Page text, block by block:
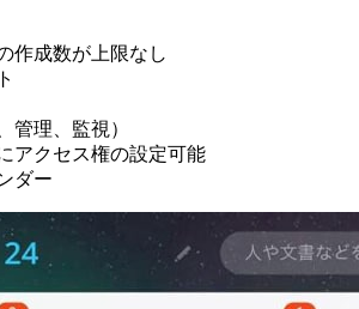
作成数が上限なし
管理、監視）
アクセス権の設定可能
ダー